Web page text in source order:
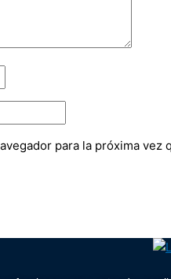
para la próxima vez